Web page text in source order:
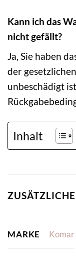
Kann ich das
nicht gefällt?
Ja, Sie haben
der
unbeschädigt
Inhalt
MARKE Komar